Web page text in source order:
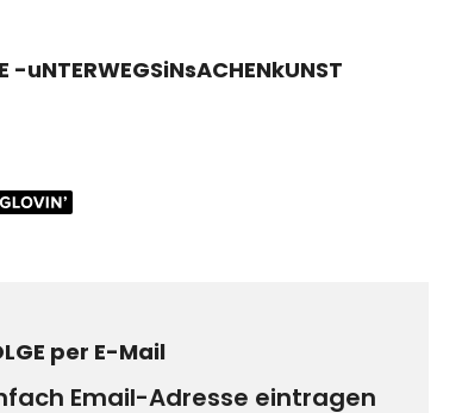
-uNTERWEGSiNsACHENkUNST
per E-Mail
Email-Adresse eintragen